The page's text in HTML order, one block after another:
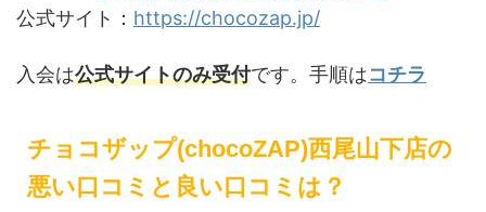
公式サイト： https://chocozap.jp/
入会は公式サイトのみ受付です。手順はコチラ
チョコザップ(chocoZAP)西尾山下店の
悪い口コミと良い口コミは？